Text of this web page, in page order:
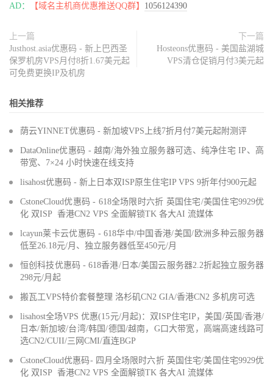
AD： 【域名主机商优惠推送QQ群】 1056124390
上一篇
Justhost.asia优惠码 - 新上巴西圣
保罗机房VPS月付8折1.67美元起
可免费更换IP及机房
下一篇
Hosteons优惠码 - 美国盐湖城
VPS清仓促销月付3美元起
相关推荐
荫云YINNET优惠码 - 新加坡VPS上线7折月付7美元起附测评
DataOnline优惠码 - 越南/海外独立服务器可选、纯净住宅 IP、高
带宽、7×24 小时快速在线支持
lisahost优惠码 - 新上日本双ISP原生住宅IP VPS 9折年付900元起
CstoneCloud优惠码 - 618全场限时六折 英国住宅/美国住宅9929优
化 双ISP 香港CN2 VPS 全面解锁TK 各大AI 流媒体
lcayun莱卡云优惠码 - 618华中/中国香港/美国/欧洲多种云服务器
低至26.18元/月、独立服务器低至450元/月
恒创科技优惠码 - 618香港/日本/美国云服务器2.2折起独立服务器
298元/月起
搬瓦工VPS特价套餐整理 洛杉矶CN2 GIA/香港CN2 多机房可选
lisahost全场VPS 优惠(15元/月起)：双ISP住宅IP，美国/英国/香港/
日本/新加坡/台湾/韩国/德国/越南，G口大带宽，高端高速线路可
选CN2/CUII/三网CMI/直连BGP
CstoneCloud优惠码- 四月全场限时六折 英国住宅/美国住宅9929优
化 双ISP 香港CN2 VPS 全面解锁TK 各大AI 流媒体